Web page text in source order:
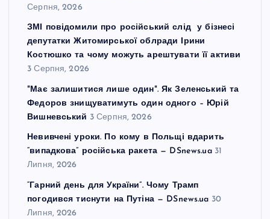
Серпня, 2026
ЗМІ повідомили про російський слід у бізнесі
депутатки Житомирської облради Ірини
Костюшко та чому можуть арештувати її активи
3 Серпня, 2026
"Має залишитися лише один". Як Зеленський та
Федоров знищуватимуть один одного – Юрій
Вишневський 3 Серпня, 2026
Невивчені уроки. По кому в Польщі вдарить
“випадкова” російська ракета — DSnews.ua 31
Липня, 2026
“Гарний день для України”. Чому Трамп
погодився тиснути на Путіна — DSnews.ua 30
Липня, 2026